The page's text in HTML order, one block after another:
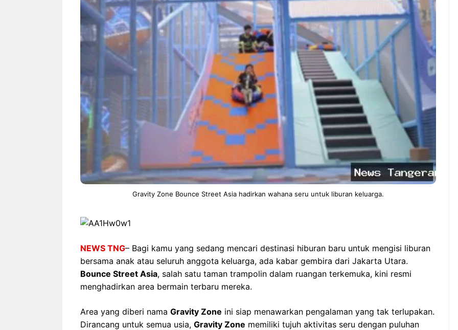
Gravity Zone Bounce Street Asia hadirkan wahana seru untuk liburan keluarga.
NEWS TNG– Bagi kamu yang sedang mencari destinasi hiburan baru untuk mengisi liburan
bersama anak atau seluruh anggota keluarga, ada kabar gembira dari Jakarta Utara.
Bounce Street Asia, salah satu taman trampolin dalam ruangan terkemuka, kini resmi
menghadirkan area bermain terbaru mereka.
Area yang diberi nama Gravity Zone ini siap menawarkan pengalaman yang tak terlupakan.
Dirancang untuk semua usia, Gravity Zone memiliki tujuh aktivitas seru dengan puluhan
Menyambut pergantian tahun
2026, restoran all you can eat
Kakkoii All You Can Eat Bandung
Sambut 2026, Kakkoii
Bandung Hadirkan Pesta All
You Can Eat Mulai Rp
145.000
kamu mulai ngerjain sesuatu cuma
buat iseng-iseng, eh ternyata malah
jadi peluang bisnis yang
menguntungkan? ...
Dari Iseng Jadi Cuan: Kisah
TUM_ATUL yang Ubah
Hampers Jadi Bisnis Kece
kenal dengan kelezatan masakan
Jepang? Kuliner dari negeri
sakura ini memang sudah
mendunia dan punya ...
7 Menu
Restora
n
Jepang
yang
Dicoba,
Bukan
Cuma
Sushi!